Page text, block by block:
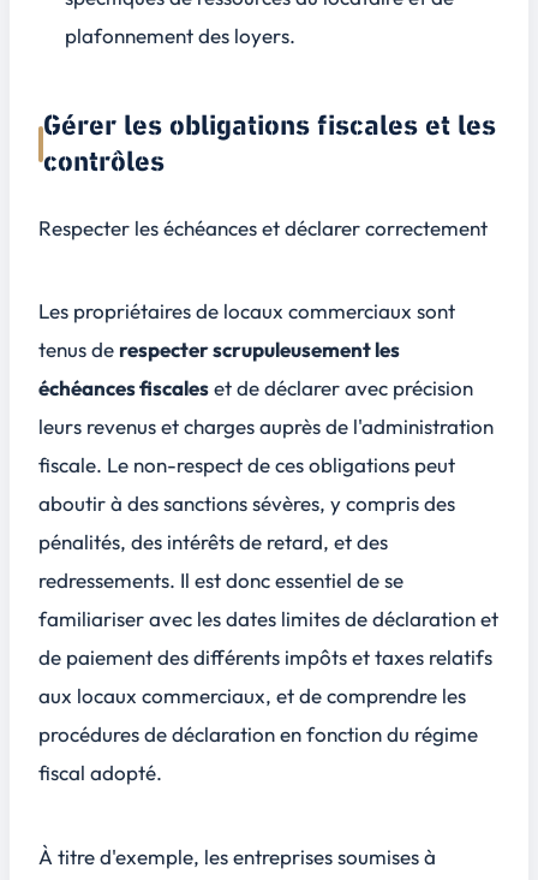
plafonnement des loyers.
Gérer les obligations fiscales et les
contrôles
Respecter les échéances et déclarer correctement
Les propriétaires de locaux commerciaux sont
tenus de respecter scrupuleusement les
échéances fiscaleset de déclarer avec précision
leurs revenus et charges auprès de l'administration
fiscale. Le non-respect de ces obligations peut
aboutir à des sanctions sévères, y compris des
pénalités, des intérêts de retard, et des
redressements. Il est donc essentiel de se
familiariser avec les dates limites de déclaration et
de paiement des différents impôts et taxes relatifs
aux locaux commerciaux, et de comprendre les
procédures de déclaration en fonction du régime
fiscal adopté.
À titre d'exemple, les entreprises soumises à